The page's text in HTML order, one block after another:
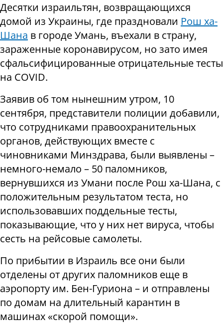
Десятки израильтян, возвращающихся
домой из Украины, где праздновали Рош ха-
Шана в городе Умань, въехали в страну,
зараженные коронавирусом, но зато имея
сфальсифицированные отрицательные тесты
на COVID.
Заявив об том нынешним утром, 10
сентября, представители полиции добавили,
что сотрудниками правоохранительных
органов, действующих вместе с
чиновниками Минздрава, были выявлены –
немного-немало – 50 паломников,
вернувшихся из Умани после Рош ха-Шана, с
положительным результатом теста, но
использовавших поддельные тесты,
показывающие, что у них нет вируса, чтобы
сесть на рейсовые самолеты.
По прибытии в Израиль все они были
отделены от других паломников еще в
аэропорту им. Бен-Гуриона – и отправлены
по домам на длительный карантин в
машинах «скорой помощи».